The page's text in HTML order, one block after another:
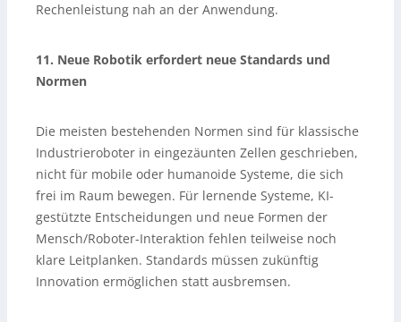
Rechenleistung nah an der Anwendung.
11. Neue Robotik erfordert neue Standards und
Normen
Die meisten bestehenden Normen sind für klassische
Industrieroboter in eingezäunten Zellen geschrieben,
nicht für mobile oder humanoide Systeme, die sich
frei im Raum bewegen. Für lernende Systeme, KI-
gestützte Entscheidungen und neue Formen der
Mensch/Roboter-Interaktion fehlen teilweise noch
klare Leitplanken. Standards müssen zukünftig
Innovation ermöglichen statt ausbremsen.